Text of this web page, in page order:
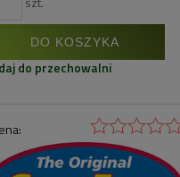
DO KOSZYKA
do przechowalni